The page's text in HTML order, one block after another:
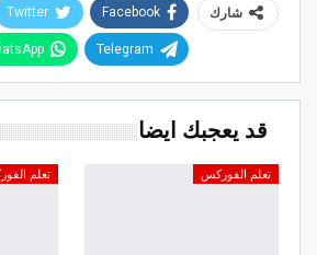
شارك Facebook
Twitter
Telegram
قد يعجبك ايضا
تعلم الفوركس تعلم